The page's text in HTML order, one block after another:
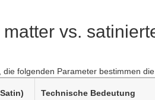
vs.
, die folgenden Parameter bestimmen
Technische Bedeutung